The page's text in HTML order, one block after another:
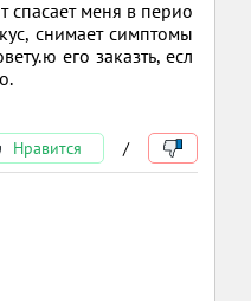
спасает меня в перио
снимает симптомы
его заказть, есл
Нравится /